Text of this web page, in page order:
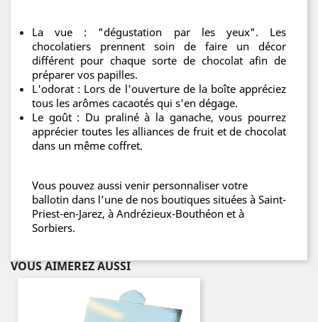
La vue : "dégustation par les yeux". Les
chocolatiers prennent soin de faire un décor
différent pour chaque sorte de chocolat afin de
préparer vos papilles.
L'odorat : Lors de l'ouverture de la boîte appréciez
tous les arômes cacaotés qui s'en dégage.
Le goût : Du praliné à la ganache, vous pourrez
apprécier toutes les alliances de fruit et de chocolat
dans un même coffret.
Vous pouvez aussi venir personnaliser votre
ballotin dans l’une de nos boutiques situées à Saint-
Priest-en-Jarez, à Andrézieux-Bouthéon et à
Sorbiers.
VOUS AIMEREZ AUSSI